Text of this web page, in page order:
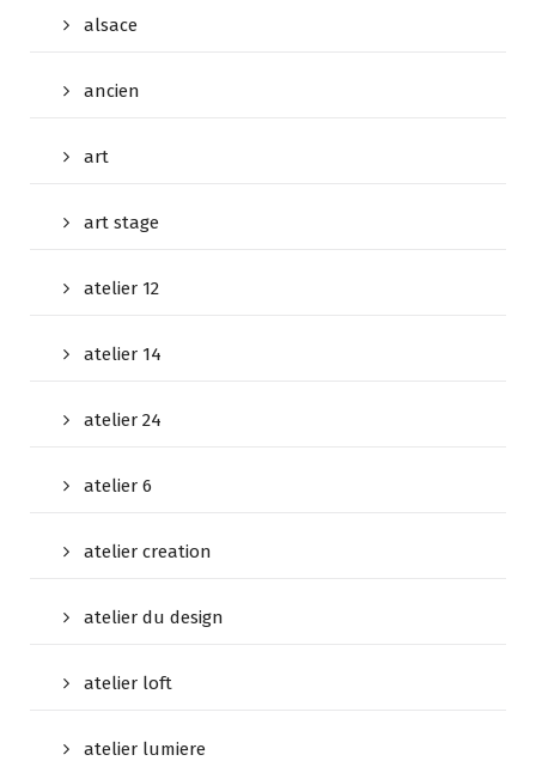
alsace
ancien
art
art stage
atelier 12
atelier 14
atelier 24
atelier 6
atelier creation
atelier du design
atelier loft
atelier lumiere